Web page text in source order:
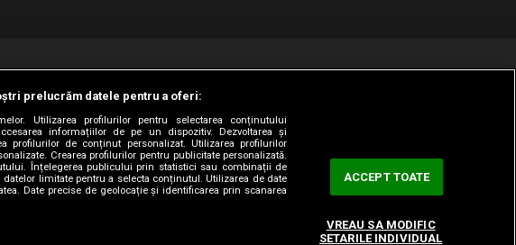
prelucrăm datele pentru a oferi:
Utilizarea profilurilor pentru selectarea conținutului
informațiilor de pe un dispozitiv. Dezvoltarea și
profilurilor de conținut personalizat. Utilizarea profilurilor
Crearea profilurilor pentru publicitate personalizată.
Înțelegerea publicului prin statistici sau combinații de
limitate pentru a selecta conținutul. Utilizarea de date
Date precise de geolocație și identificarea prin scanarea
ACCEPT TOATE
VREAU SA MODIFIC
SETARILE INDIVIDUAL